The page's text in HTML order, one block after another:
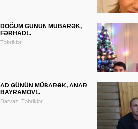
DOĞUM GÜNÜN MÜBARƏK,
FƏRHAD!..
Təbriklər
AD GÜNÜN MÜBARƏK, ANAR
BAYRAMOV!..
Darvaz, Təbriklər